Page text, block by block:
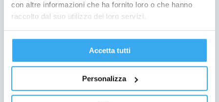
con altre informazioni che ha fornito loro o che hanno
raccolto dal suo utilizzo dei loro servizi.
Accetta tutti
Personalizza
Formazione per Laureati
Formazione per Professionisti
Formazione Finanziata
Bando Torno Subito